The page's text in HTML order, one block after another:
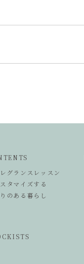
グランスレッスン
タマイズする
のある暮らし